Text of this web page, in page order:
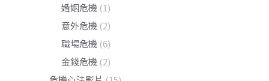
婚姻危機 (1)
意外危機 (2)
職場危機 (6)
金錢危機 (2)